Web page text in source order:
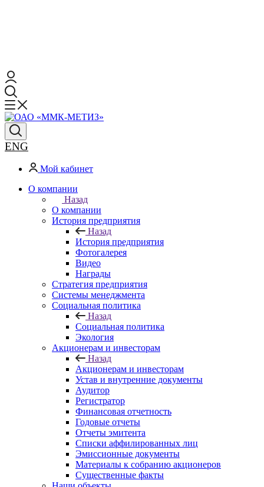
ENG
Мой кабинет
О компании
Назад
О компании
История предприятия
Назад
История предприятия
Фотогалерея
Видео
Награды
Стратегия предприятия
Системы менеджмента
Социальная политика
Назад
Социальная политика
Экология
Акционерам и инвесторам
Назад
Акционерам и инвесторам
Устав и внутренние документы
Аудитор
Регистратор
Финансовая отчетность
Годовые отчеты
Отчеты эмитента
Списки аффилированных лиц
Эмиссионные документы
Материалы к собранию акционеров
Существенные факты